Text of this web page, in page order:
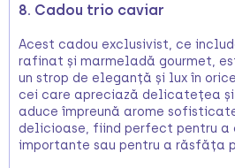
8. Cadou trio caviar
Acest cadou exclusivist, ce
rafinat și marmeladă gourmet,
un strop de eleganță și lux în
cei care apreciază delicatețea
aduce împreună arome
delicioase, fiind perfect pentru a
importante sau pentru a răsfăța